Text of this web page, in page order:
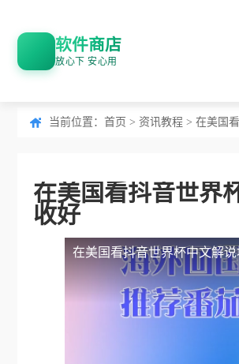
软件商店
放心下 安心用
当前位置： 首页 > 资讯教程 > 在美国
在美国看抖音世界
收好
在美国看抖音世界杯中文解